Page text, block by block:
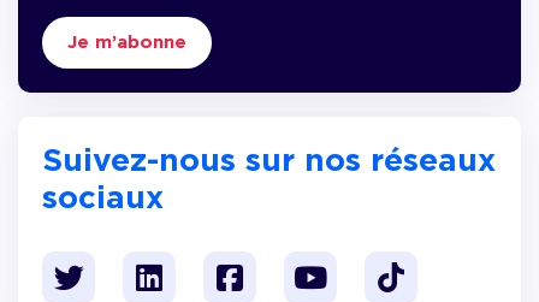
Je m’abonne
Suivez-nous sur nos réseaux
sociaux